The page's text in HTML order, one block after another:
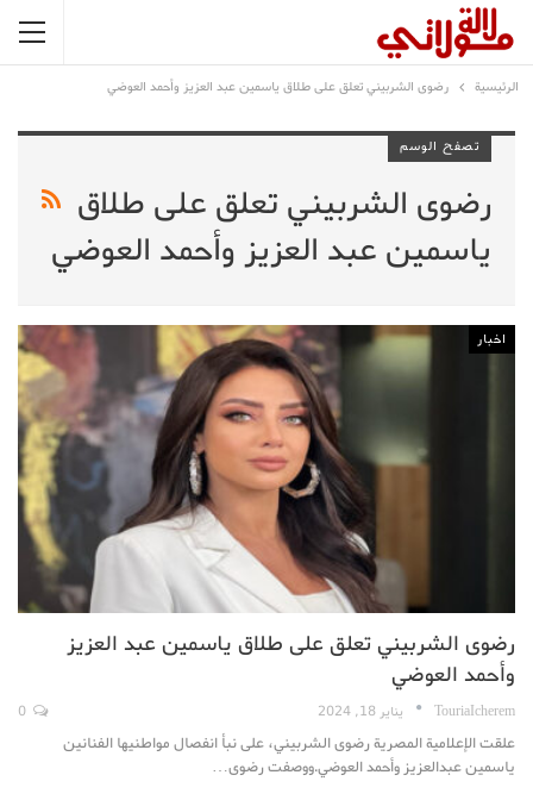
الرئيسية رضوى الشربيني تعلق على طلاق ياسمين عبد العزيز وأحمد العوضي
تصفح الوسم
رضوى الشربيني تعلق على طلاق
ياسمين عبد العزيز وأحمد العوضي
اخبار
رضوى الشربيني تعلق على طلاق ياسمين عبد العزيز
وأحمد العوضي
TouriaIcherem يناير 18, 2024
علقت الإعلامية المصرية رضوى الشربيني، على نبأ انفصال مواطنيها الفنانين
ياسمين عبدالعزيز وأحمد العوضي.ووصفت رضوى…